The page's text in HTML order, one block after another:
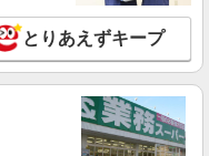
詳細を見る
AGT丹波エリア MT横田CL
とりあえずキープ